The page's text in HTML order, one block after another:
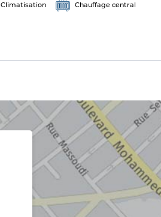
Climatisation Chauffage central